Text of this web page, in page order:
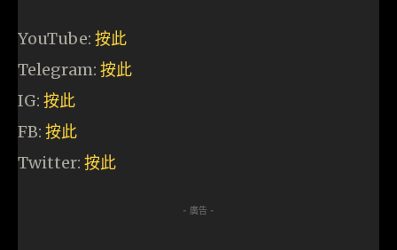
YouTube: 按此
Telegram: 按此
IG: 按此
FB: 按此
Twitter: 按此
- 廣告 -